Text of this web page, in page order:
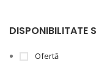
DISPONIBILITATE
Ofertă